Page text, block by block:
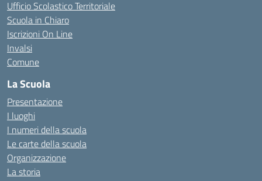
Ufficio Scolastico Territoriale
Scuola in Chiaro
Iscrizioni On Line
Invalsi
Comune
La Scuola
Presentazione
I luoghi
I numeri della scuola
Le carte della scuola
Organizzazione
La storia